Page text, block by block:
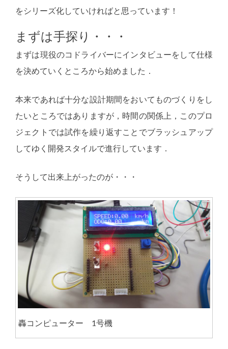
をシリーズ化していければと思っています！
まずは手探り・・・
まずは現役のコドライバーにインタビューをして仕様
を決めていくところから始めました．
本来であれば十分な設計期間をおいてものづくりをし
たいところではありますが，時間の関係上，このプロ
ジェクトでは試作を繰り返すことでブラッシュアップ
してゆく開発スタイルで進行しています．
そうして出来上がったのが・・・
轟コンピューター 1号機